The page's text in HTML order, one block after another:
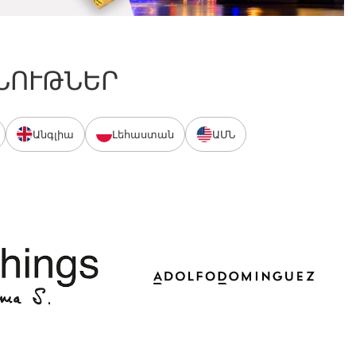
Անգլիա Լեհաստան ԱՄՆ